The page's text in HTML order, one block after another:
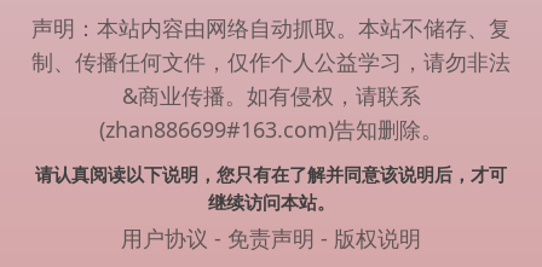
声明：本站内容由网络自动抓取。本站不储存、复
制、传播任何文件，仅作个人公益学习，请勿非法
&商业传播。如有侵权，请联系
(zhan886699#163.com)告知删除。
请认真阅读以下说明，您只有在了解并同意该说明后，才可
继续访问本站。
用户协议 - 免责声明 - 版权说明